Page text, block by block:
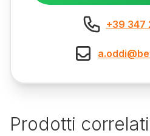
+39 347
Prodotti correlati